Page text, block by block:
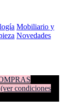
Mobiliario y
Novedades
condiciones